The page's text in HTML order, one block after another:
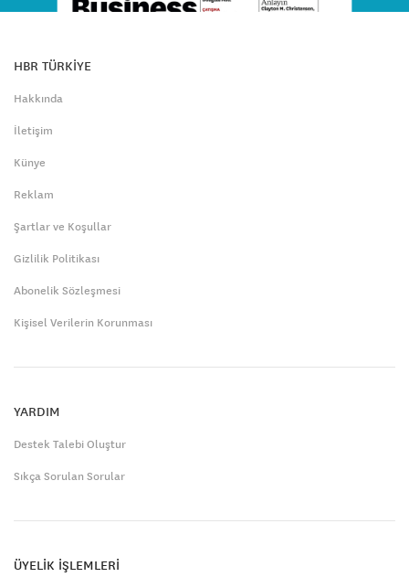
HBR TÜRKİYE
Hakkında
İletişim
Künye
Reklam
Şartlar ve Koşullar
Gizlilik Politikası
Abonelik Sözleşmesi
Kişisel Verilerin Korunması
YARDIM
Destek Talebi Oluştur
Sıkça Sorulan Sorular
ÜYELİK İŞLEMLERİ